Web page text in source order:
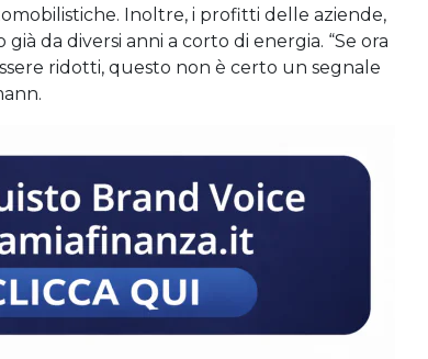
Inoltre, i profitti delle aziende,
da diversi anni a corto di energia. “Se ora
ridotti, questo non è certo un segnale